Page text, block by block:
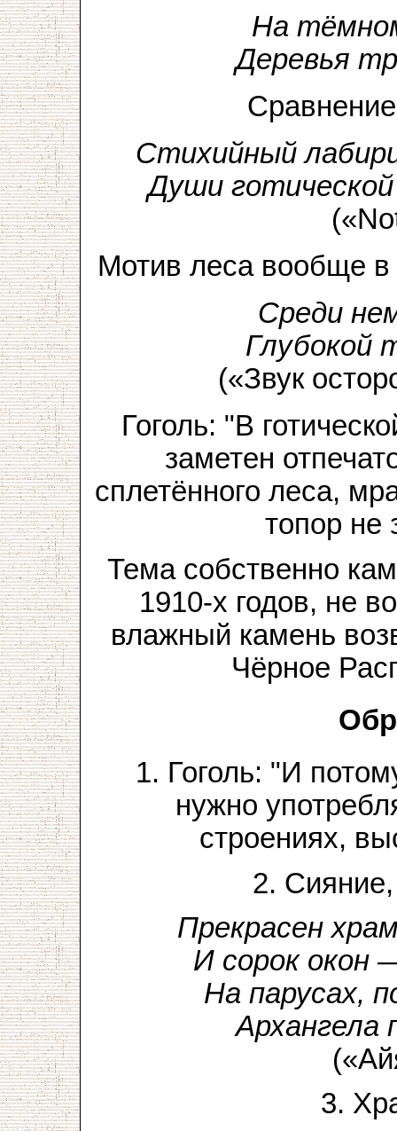
На
Деревья
Стихийный
Души
Мотив леса вообще
Среди
Глубокой
(«Звук
Гоголь: "В
заметен
сплетённого леса,
топор не
Тема собственно
1910-х годов, не
влажный камень
Чёрное
1. Гоголь: "И
нужно
строениях,
2.
Прекрасен
И сорок окон
На парусах,
Архангела
3.